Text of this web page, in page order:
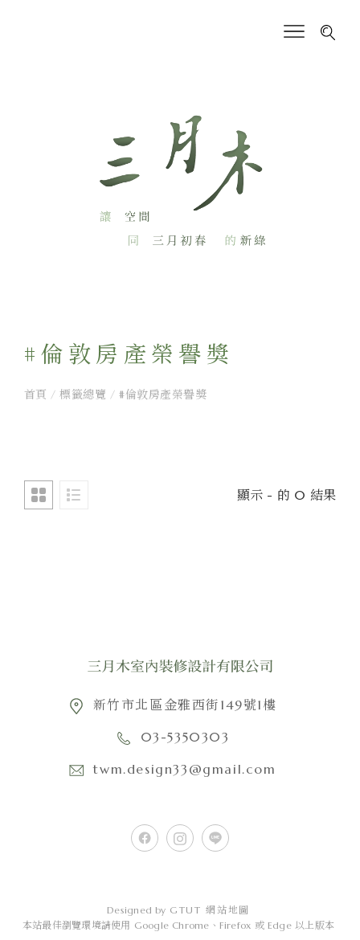
#倫敦房產榮譽獎
首頁 / 標籤總覽 /#倫敦房產榮譽獎
顯示 - 的 0 結果
新竹市北區金雅西街149號1樓
03-5350303
twm.design33@gmail.com
Designed by GTUT 網站地圖
本站最佳瀏覽環境請使用 Google Chrome、Firefox 或 Edge 以上版本